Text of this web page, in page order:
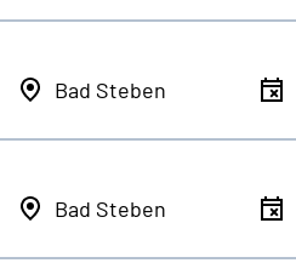
Bad Steben
Bad Steben